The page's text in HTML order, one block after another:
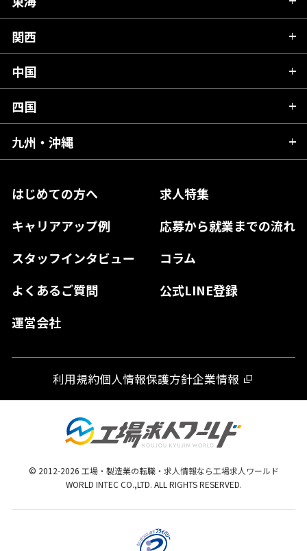
はじめての方へ
求人特集
キャリアアップ例
応募から就業までの流れ
スタッフインタビュー
コラム
よくあるご質問
公式LINE登録
運営会社
岩手県
宮城県
福島県
群馬県
千葉県
東京都
神奈川県
新潟県
富山県
石川県
山梨県
長野県
岐阜県
静岡県
愛知県
関西
滋賀県
京都府
大阪府
奈良県
和歌山県
中国
広島県
岡山県
島根県
山口県
四国
愛媛県
高知県
徳島県
九州・沖縄
熊本県
宮崎県
鹿児島県
利用規約個人情報保護方針企業情報
© 2012-2026 工場・製造業の転職・求人情報なら工場求人ワールド
WORLD INTEC CO.,LTD. ALL RIGHTS RESERVED.